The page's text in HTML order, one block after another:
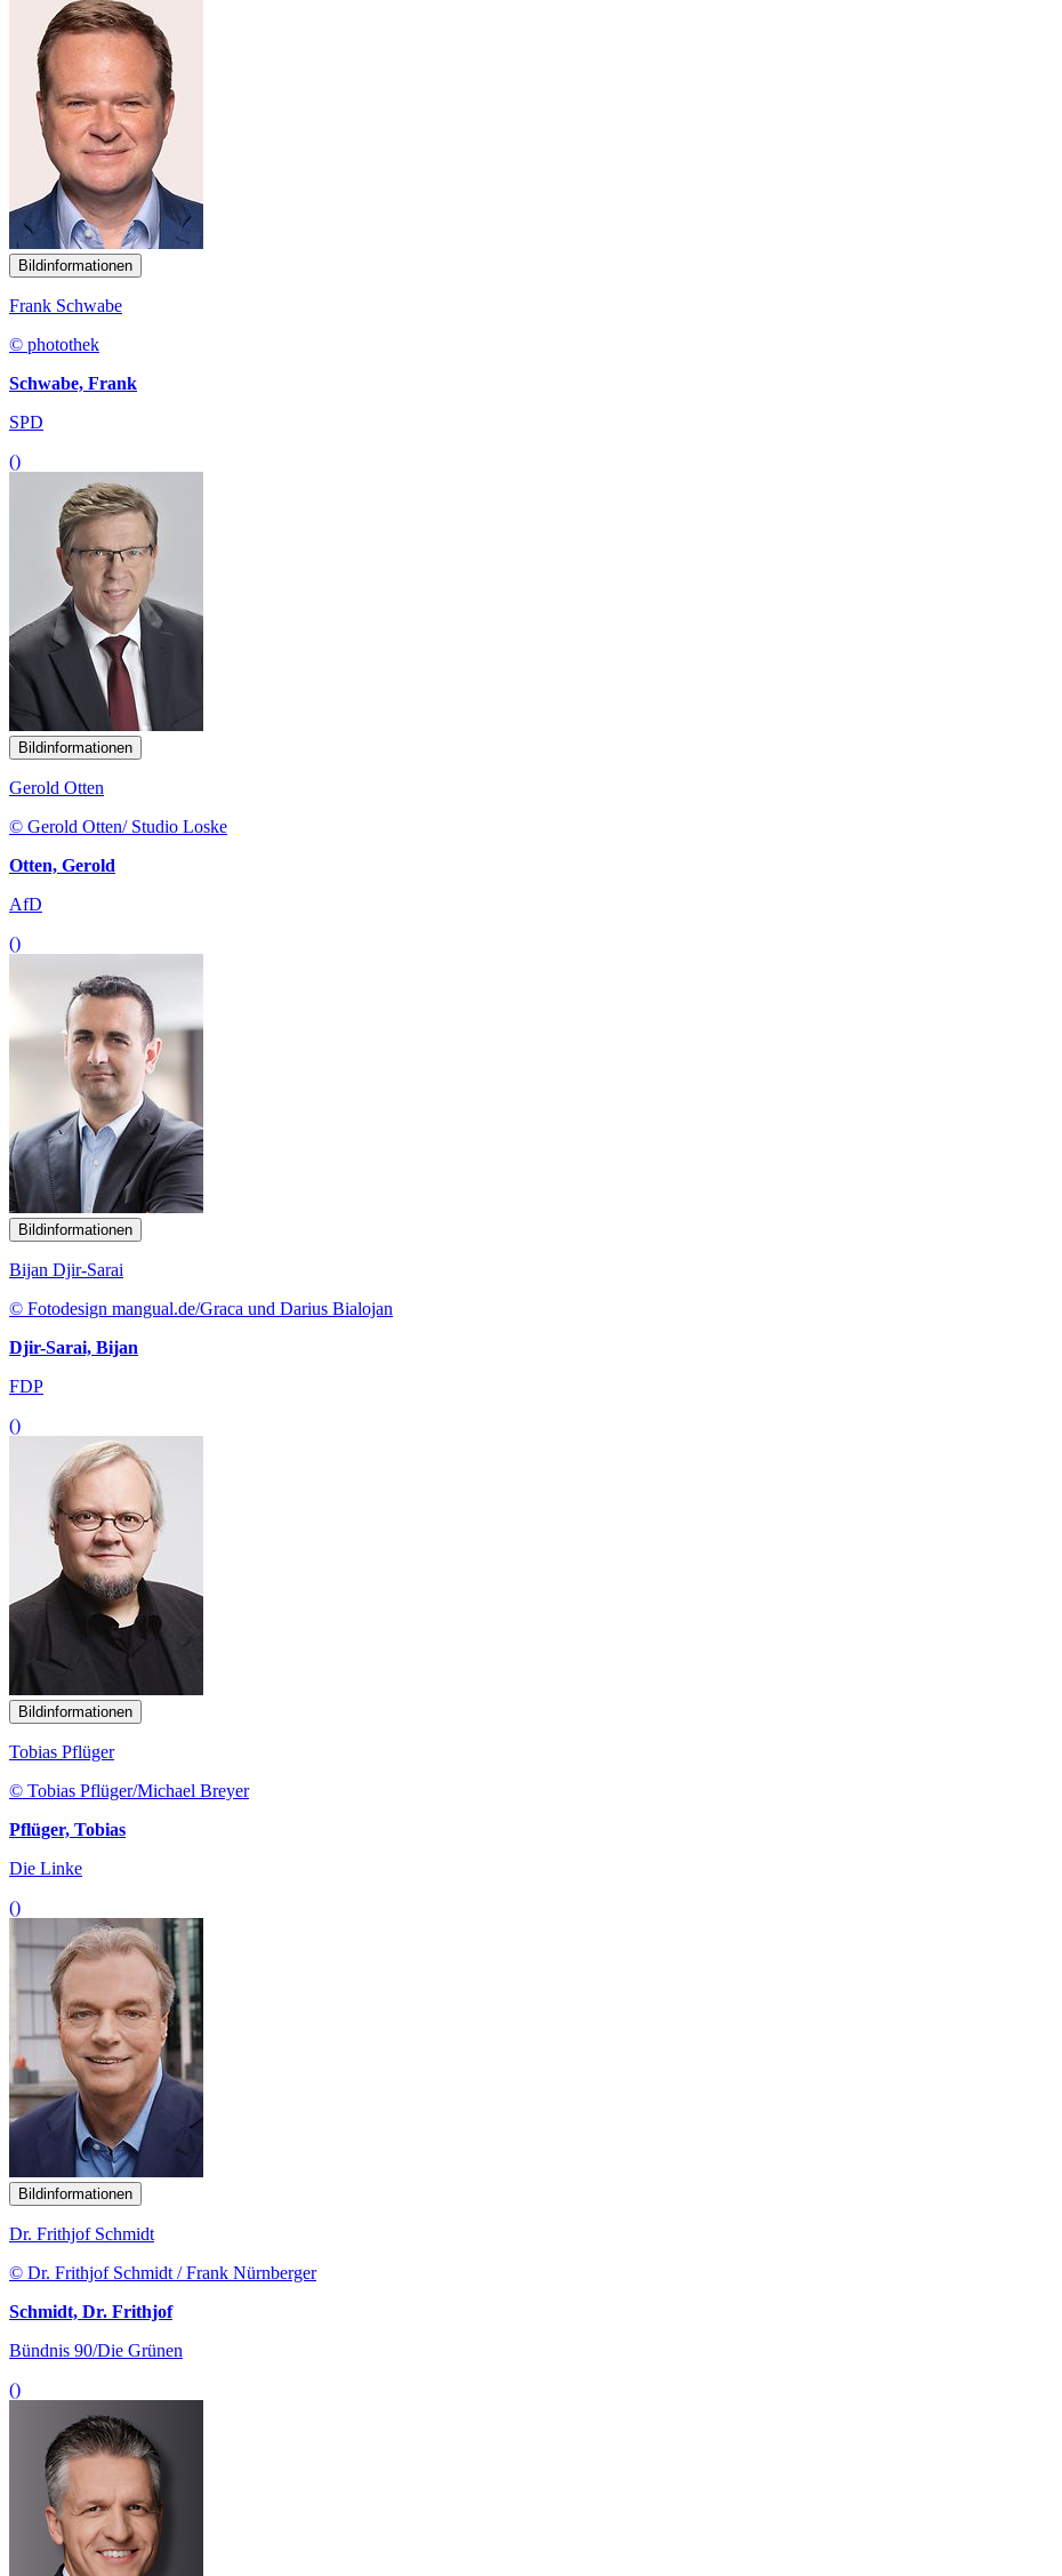
Bildinformationen
Frank Schwabe
© photothek
Schwabe, Frank
SPD
()
Bildinformationen
Gerold Otten
© Gerold Otten/ Studio Loske
Otten, Gerold
AfD
()
Bildinformationen
Bijan Djir-Sarai
© Fotodesign mangual.de/Graca und Darius Bialojan
Djir-Sarai, Bijan
FDP
()
Bildinformationen
Tobias Pflüger
© Tobias Pflüger/Michael Breyer
Pflüger, Tobias
Die Linke
()
Bildinformationen
Dr. Frithjof Schmidt
© Dr. Frithjof Schmidt / Frank Nürnberger
Schmidt, Dr. Frithjof
Bündnis 90/Die Grünen
()